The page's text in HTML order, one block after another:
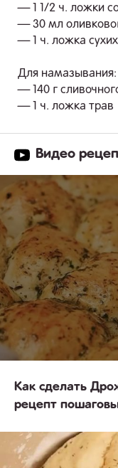
— 1 1/2 ч. ложки
— 30 мл
— 1 ч. ложка
Для намазывания:
— 140 г
— 1 ч. ложка трав
Видео
Как сделать
рецепт